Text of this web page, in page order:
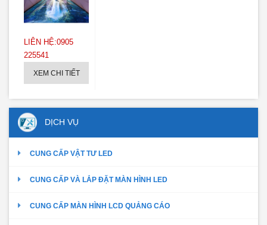
LIÊN HỆ:0905
225541
XEM CHI TIẾT
DỊCH VỤ
CUNG CẤP VẬT TƯ LED
CUNG CẤP VÀ LẮP ĐẶT MÀN HÌNH LED
CUNG CẤP MÀN HÌNH LCD QUẢNG CÁO